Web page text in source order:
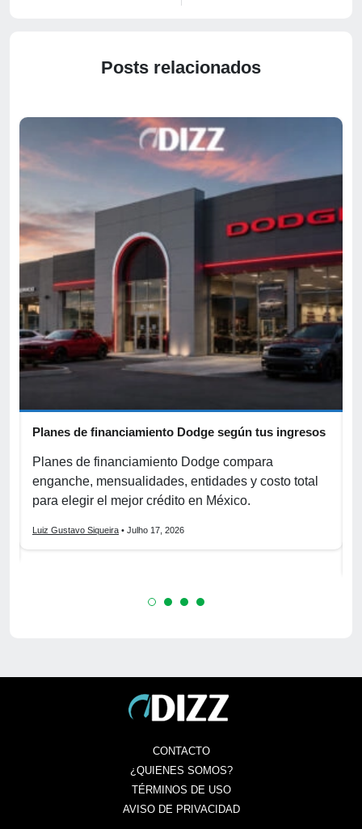
Posts relacionados
Planes de financiamiento Dodge según tus ingresos
Planes de financiamiento Dodge compara
enganche, mensualidades, entidades y costo total
para elegir el mejor crédito en México.
Luiz Gustavo Siqueira • Julho 17, 2026
CONTACTO
¿QUIENES SOMOS?
TÉRMINOS DE USO
AVISO DE PRIVACIDAD